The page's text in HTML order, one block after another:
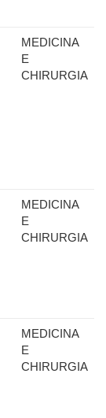
MEDICINA
E
CHIRURGIA
MEDICINA
E
CHIRURGIA
MEDICINA
E
CHIRURGIA